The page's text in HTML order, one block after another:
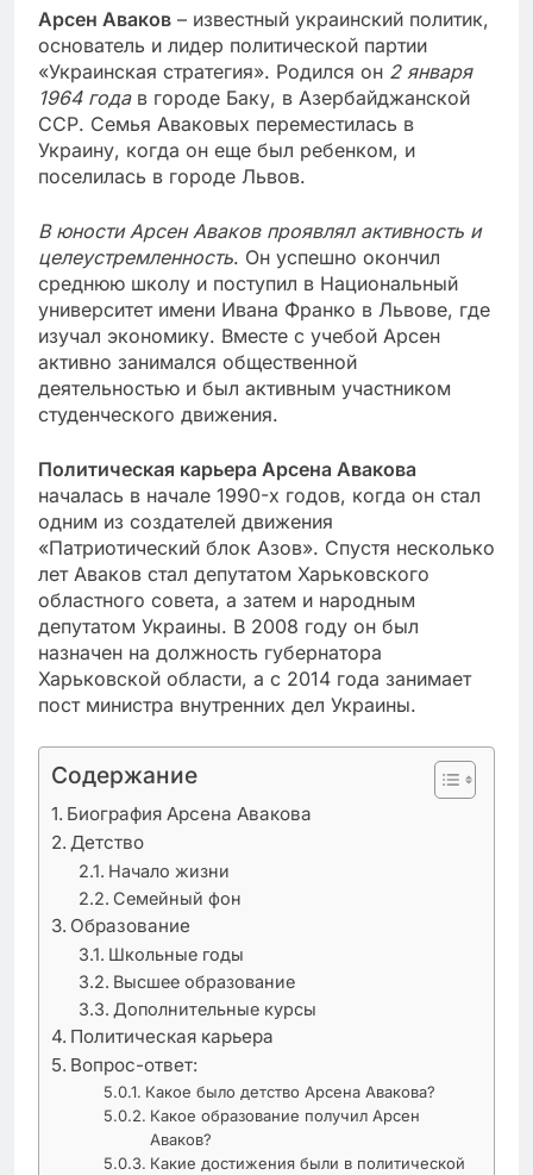
Арсен Аваков – известный украинский политик,
основатель и лидер политической партии
«Украинская стратегия». Родился он 2 января
1964 годав городе Баку, в Азербайджанской
ССР. Семья Аваковых переместилась в
Украину, когда он еще был ребенком, и
поселилась в городе Львов.
В юности Арсен Аваков проявлял активность и
целеустремленность. Он успешно окончил
среднюю школу и поступил в Национальный
университет имени Ивана Франко в Львове, где
изучал экономику. Вместе с учебой Арсен
активно занимался общественной
деятельностью и был активным участником
студенческого движения.
Политическая карьера Арсена Авакова
началась в начале 1990-х годов, когда он стал
одним из создателей движения
«Патриотический блок Азов». Спустя несколько
лет Аваков стал депутатом Харьковского
областного совета, а затем и народным
депутатом Украины. В 2008 году он был
назначен на должность губернатора
Харьковской области, а с 2014 года занимает
пост министра внутренних дел Украины.
Содержание
Биография Арсена Авакова
Детство
Начало жизни
Семейный фон
Образование
Школьные годы
Высшее образование
Дополнительные курсы
Политическая карьера
Вопрос-ответ:
Какое было детство Арсена Авакова?
Какое образование получил Арсен
Аваков?
Какие достижения были в политической